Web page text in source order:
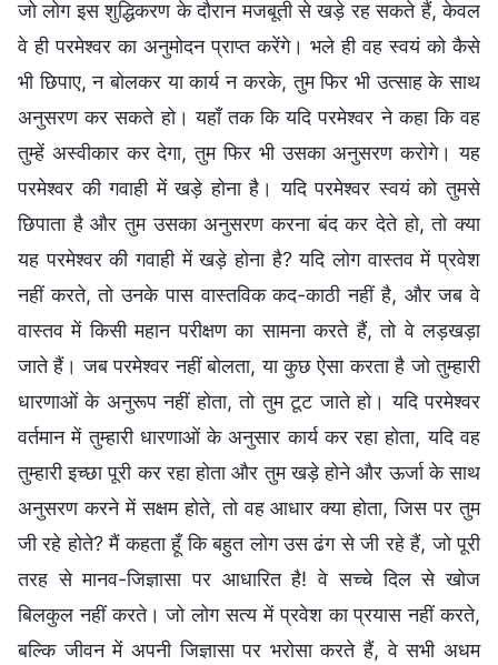
जो लोग इस शुद्धिकरण के दौरान मजबूती से खड़े रह सकते हैं, केवल
वे ही परमेश्वर का अनुमोदन प्राप्त करेंगे। भले ही वह स्वयं को कैसे
भी छिपाए, न बोलकर या कार्य न करके, तुम फिर भी उत्साह के साथ
अनुसरण कर सकते हो। यहाँ तक कि यदि परमेश्वर ने कहा कि वह
तुम्हें अस्वीकार कर देगा, तुम फिर भी उसका अनुसरण करोगे। यह
परमेश्वर की गवाही में खड़े होना है। यदि परमेश्वर स्वयं को तुमसे
छिपाता है और तुम उसका अनुसरण करना बंद कर देते हो, तो क्या
यह परमेश्वर की गवाही में खड़े होना है? यदि लोग वास्तव में प्रवेश
नहीं करते, तो उनके पास वास्तविक कद-काठी नहीं है, और जब वे
वास्तव में किसी महान परीक्षण का सामना करते हैं, तो वे लड़खड़ा
जाते हैं। जब परमेश्वर नहीं बोलता, या कुछ ऐसा करता है जो तुम्हारी
धारणाओं के अनुरूप नहीं होता, तो तुम टूट जाते हो। यदि परमेश्वर
वर्तमान में तुम्हारी धारणाओं के अनुसार कार्य कर रहा होता, यदि वह
तुम्हारी इच्छा पूरी कर रहा होता और तुम खड़े होने और ऊर्जा के साथ
अनुसरण करने में सक्षम होते, तो वह आधार क्या होता, जिस पर तुम
जी रहे होते? मैं कहता हूँ कि बहुत लोग उस ढंग से जी रहे हैं, जो पूरी
तरह से मानव-जिज्ञासा पर आधारित है! वे सच्चे दिल से खोज
बिलकुल नहीं करते। जो लोग सत्य में प्रवेश का प्रयास नहीं करते,
बल्कि जीवन में अपनी जिज्ञासा पर भरोसा करते हैं, वे सभी अधम